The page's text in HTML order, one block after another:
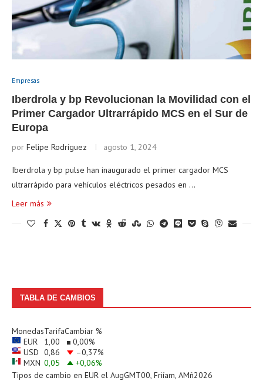
Empresas
Iberdrola y bp Revolucionan la Movilidad con el
Primer Cargador Ultrarrápido MCS en el Sur de
Europa
por Felipe Rodríguez agosto 1, 2024
Iberdrola y bp pulse han inaugurado el primer cargador MCS
ultrarrápido para vehículos eléctricos pesados en …
Leer más
TABLA DE CAMBIOS
MonedasTarifaCambiar %
EUR
1,00 0,00%
USD 0,86 –0,37%
MXN 0,05 +0,06%
Tipos de cambio en EUR el AugGMT00, Friíam, AMñ2026